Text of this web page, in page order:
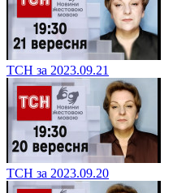
ТСН за 2023.09.21
ТСН за 2023.09.20